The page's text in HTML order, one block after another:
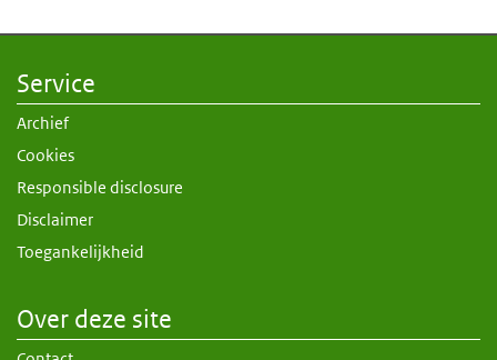
Service
Archief
Cookies
Responsible disclosure
Disclaimer
Toegankelijkheid
Over deze site